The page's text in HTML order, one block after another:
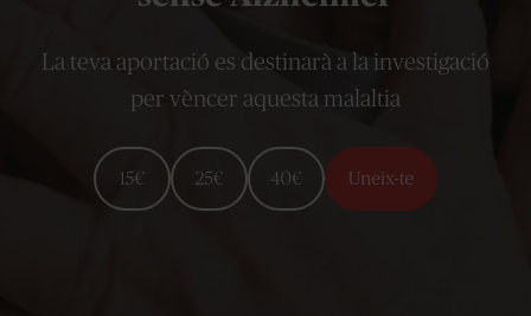
La teva aportació es destinarà a la investigació
per vèncer aquesta malaltia